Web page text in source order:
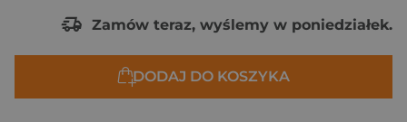
Zamów teraz, wyślemy w poniedziałek.
DODAJ DO KOSZYKA